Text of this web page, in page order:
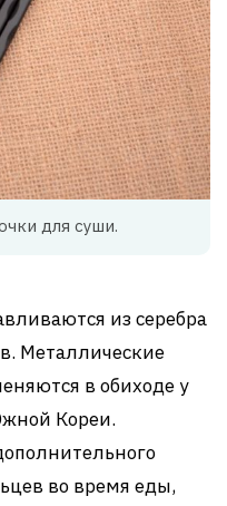
для суши.
из серебра
Металлические
в обиходе у
Кореи.
во время еды,